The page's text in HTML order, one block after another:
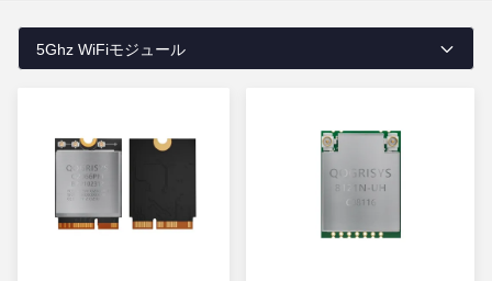
5Ghz WiFiモジュール